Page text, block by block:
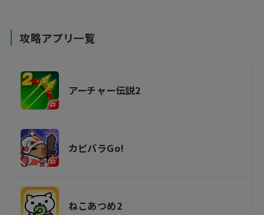
攻略アプリ一覧
アーチャー伝説2
カピバラGo!
ねこあつめ2